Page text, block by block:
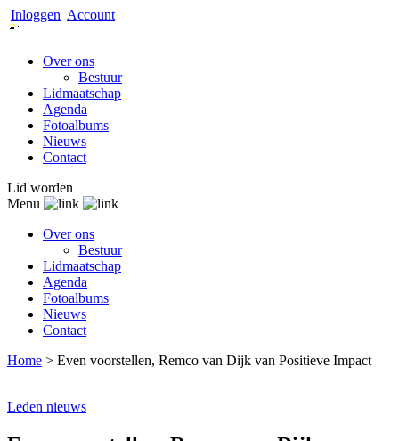
Inloggen Account
Over ons
Bestuur
Lidmaatschap
Agenda
Fotoalbums
Nieuws
Contact
Lid worden
Menu
Over ons
Bestuur
Lidmaatschap
Agenda
Fotoalbums
Nieuws
Contact
Home > Even voorstellen, Remco van Dijk van Positieve Impact
Leden nieuws